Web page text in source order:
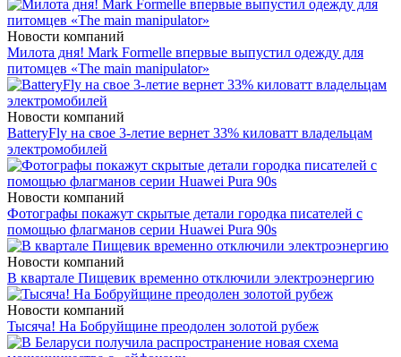
Новости компаний
Милота дня! Mark Formelle впервые выпустил одежду для
питомцев «The main manipulator»
Новости компаний
BatteryFly на свое 3-летие вернет 33% киловатт владельцам
электромобилей
Новости компаний
Фотографы покажут скрытые детали городка писателей с
помощью флагманов серии Huawei Pura 90s
Новости компаний
В квартале Пищевик временно отключили электроэнергию
Новости компаний
Тысяча! На Бобруйщине преодолен золотой рубеж